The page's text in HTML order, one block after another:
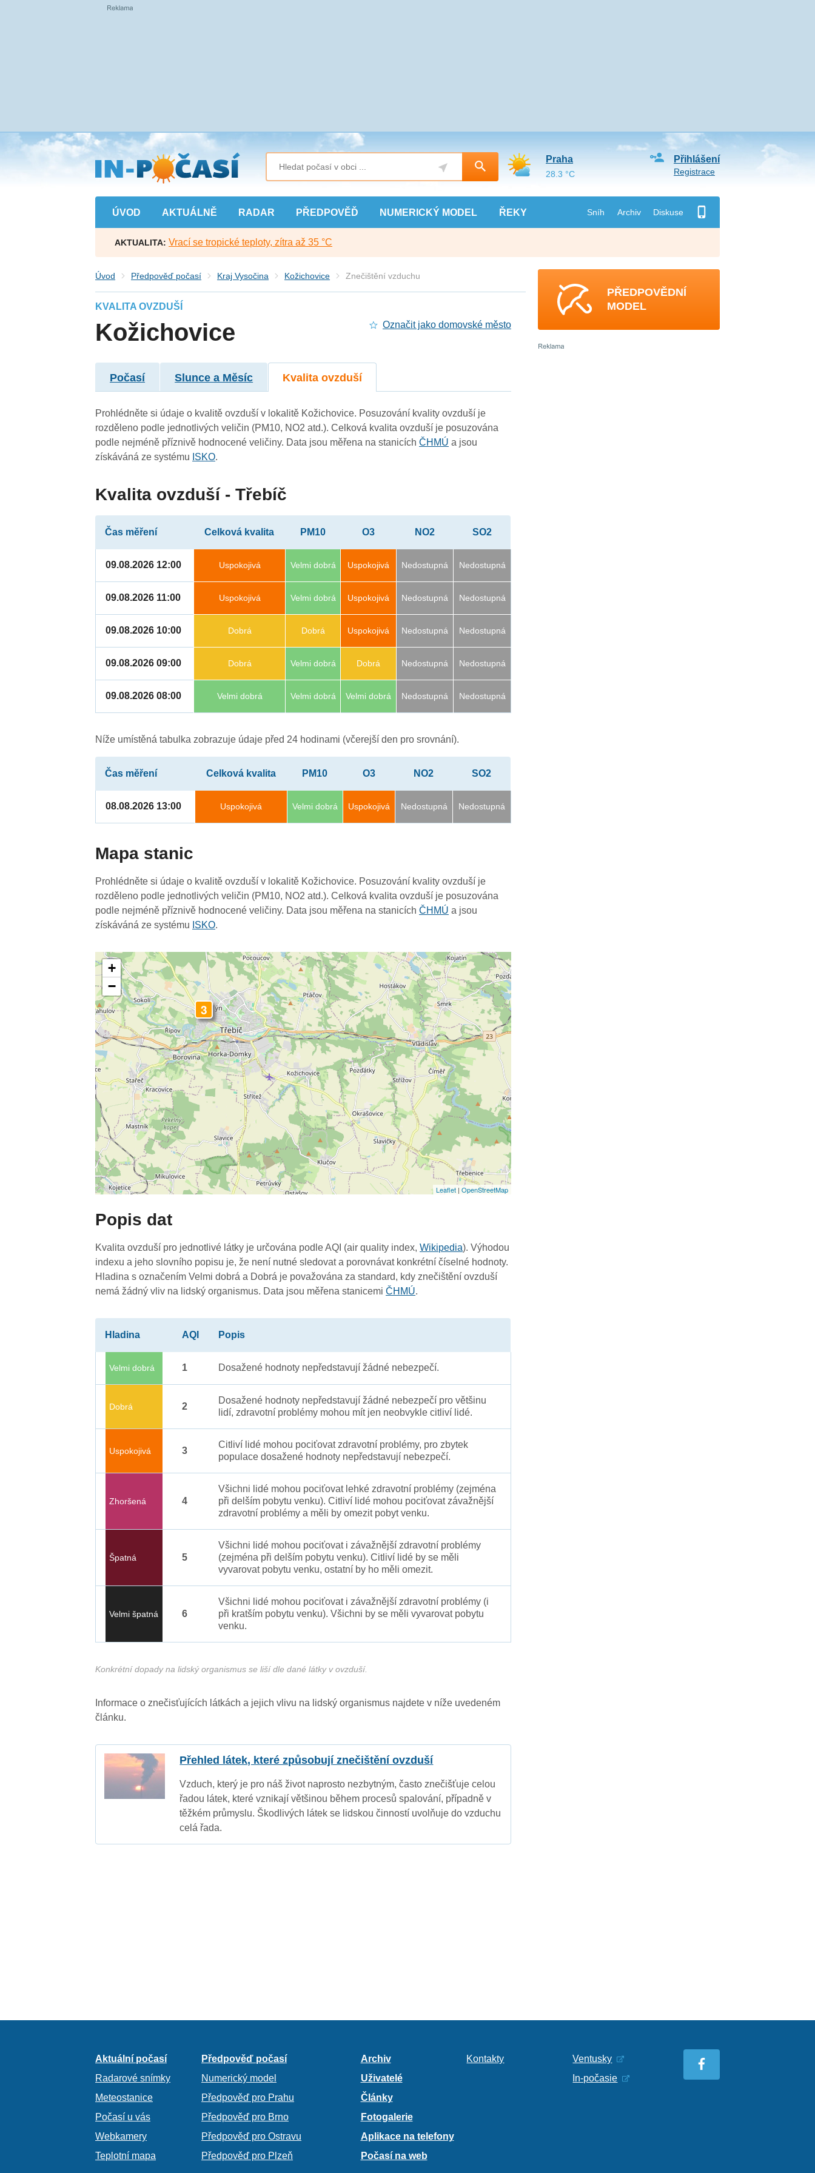
Přejít
na
hlavní
obsah
ÚVOD AKTUÁLNĚ RADAR PŘEDPOVĚĎ NUMERICKÝ MODEL ŘEKY Sníh Archiv Diskuse
Přihlášení
Registrace
Praha
28.3 °C
AKTUALITA: Vrací se tropické teploty, zítra až 35 °C
Úvod Předpověď počasí Kraj Vysočina Kožichovice Znečištění vzduchu
KVALITA OVZDUŠÍ
Kožichovice Označit jako domovské město
Počasí Slunce a Měsíc Kvalita ovzduší
Prohlédněte si údaje o kvalitě ovzduší v lokalitě Kožichovice. Posuzování kvality ovzduší je
rozděleno podle jednotlivých veličin (PM10, NO2 atd.). Celková kvalita ovzduší je posuzována
podle nejméně příznivě hodnocené veličiny. Data jsou měřena na stanicíchČHMÚ a jsou
získáváná ze systému ISKO.
Kvalita ovzduší - Třebíč
Čas měření Celková kvalita PM10 O3 NO2 SO2
09.08.2026 12:00 Uspokojivá Velmi dobrá Uspokojivá Nedostupná Nedostupná
09.08.2026 11:00 Uspokojivá Velmi dobrá Uspokojivá Nedostupná Nedostupná
09.08.2026 10:00 Dobrá Dobrá Uspokojivá Nedostupná Nedostupná
09.08.2026 09:00 Dobrá Velmi dobrá Dobrá Nedostupná Nedostupná
09.08.2026 08:00 Velmi dobrá Velmi dobrá Velmi dobrá Nedostupná Nedostupná
Níže umístěná tabulka zobrazuje údaje před 24 hodinami (včerejší den pro srovnání).
Čas měření Celková kvalita PM10 O3 NO2 SO2
08.08.2026 13:00 Uspokojivá Velmi dobrá Uspokojivá Nedostupná Nedostupná
Mapa stanic
Prohlédněte si údaje o kvalitě ovzduší v lokalitě Kožichovice. Posuzování kvality ovzduší je
rozděleno podle jednotlivých veličin (PM10, NO2 atd.). Celková kvalita ovzduší je posuzována
podle nejméně příznivě hodnocené veličiny. Data jsou měřena na stanicíchČHMÚ a jsou
získáváná ze systému ISKO.
3
+
−
Leaflet| OpenStreetMap
Popis dat
Kvalita ovzduší pro jednotlivé látky je určována podle AQI (air quality index,Wikipedia). Výhodou
indexu a jeho slovního popisu je, že není nutné sledovat a porovnávat konkrétní číselné hodnoty.
Hladina s označením Velmi dobrá a Dobrá je považována za standard, kdy znečištění ovzduší
nemá žádný vliv na lidský organismus. Data jsou měřena stanicemiČHMÚ.
Hladina AQI Popis
Velmi dobrá 1 Dosažené hodnoty nepředstavují žádné nebezpečí.
Dobrá 2
Dosažené hodnoty nepředstavují žádné nebezpečí pro většinu
lidí, zdravotní problémy mohou mít jen neobvykle citliví lidé.
Uspokojivá 3
Citliví lidé mohou pociťovat zdravotní problémy, pro zbytek
populace dosažené hodnoty nepředstavují nebezpečí.
Zhoršená 4
Všichni lidé mohou pociťovat lehké zdravotní problémy (zejména
při delším pobytu venku). Citliví lidé mohou pociťovat závažnější
zdravotní problémy a měli by omezit pobyt venku.
Špatná 5
Všichni lidé mohou pociťovat i závažnější zdravotní problémy
(zejména při delším pobytu venku). Citliví lidé by se měli
vyvarovat pobytu venku, ostatní by ho měli omezit.
Velmi špatná 6
Všichni lidé mohou pociťovat i závažnější zdravotní problémy (i
při kratším pobytu venku). Všichni by se měli vyvarovat pobytu
venku.
Konkrétní dopady na lidský organismus se liší dle dané látky v ovzduší.
Informace o znečisťujících látkách a jejich vlivu na lidský organismus najdete v níže uvedeném
článku.
Přehled látek, které způsobují znečištění ovzduší
Vzduch, který je pro náš život naprosto nezbytným, často znečišťuje celou
řadou látek, které vznikají většinou během procesů spalování, případně v
těžkém průmyslu. Škodlivých látek se lidskou činností uvolňuje do vzduchu
celá řada.
PŘEDPOVĚDNÍ
MODEL
Aktuální počasí
Radarové snímky
Meteostanice
Počasí u vás
Webkamery
Teplotní mapa
Předpověď počasí
Numerický model
Předpověď pro Prahu
Předpověď pro Brno
Předpověď pro Ostravu
Předpověď pro Plzeň
Archiv
Uživatelé
Články
Fotogalerie
Aplikace na telefony
Počasí na web
Kontakty
Ventusky
In-počasie